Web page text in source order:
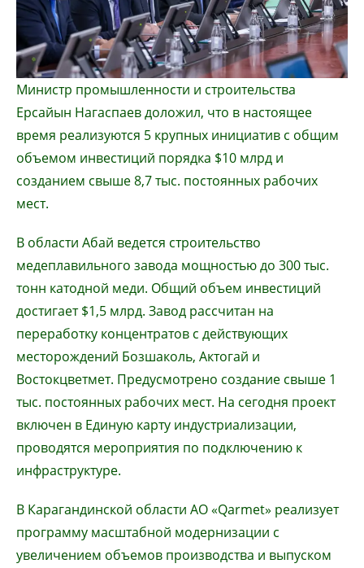
Министр промышленности и строительства
Ерсайын Нагаспаев доложил, что в настоящее
время реализуются 5 крупных инициатив с общим
объемом инвестиций порядка $10 млрд и
созданием свыше 8,7 тыс. постоянных рабочих
мест.
В области Абай ведется строительство
медеплавильного завода мощностью до 300 тыс.
тонн катодной меди. Общий объем инвестиций
достигает $1,5 млрд. Завод рассчитан на
переработку концентратов с действующих
месторождений Бозшаколь, Актогай и
Востокцветмет. Предусмотрено создание свыше 1
тыс. постоянных рабочих мест. На сегодня проект
включен в Единую карту индустриализации,
проводятся мероприятия по подключению к
инфраструктуре.
В Карагандинской области АО «Qarmet» реализует
программу масштабной модернизации с
увеличением объемов производства и выпуском